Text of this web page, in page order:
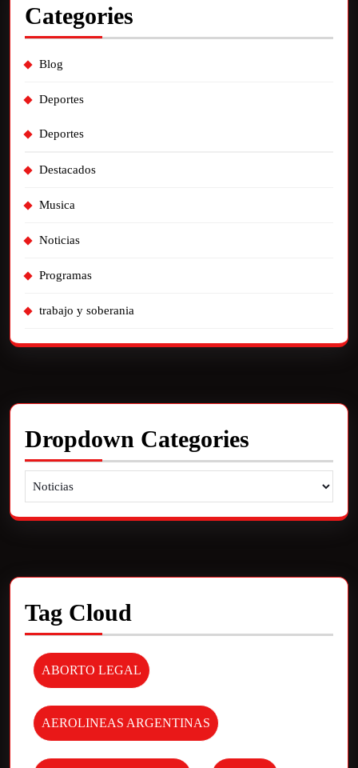
Categories
Blog
Deportes
Deportes
Destacados
Musica
Noticias
Programas
trabajo y soberania
Dropdown Categories
Tag Cloud
ABORTO LEGAL
AEROLINEAS ARGENTINAS